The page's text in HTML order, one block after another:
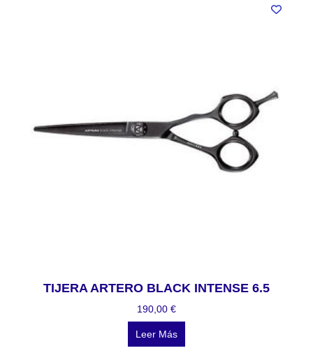
TIJERA ARTERO BLACK INTENSE 6.5
190,00 €
Leer Más